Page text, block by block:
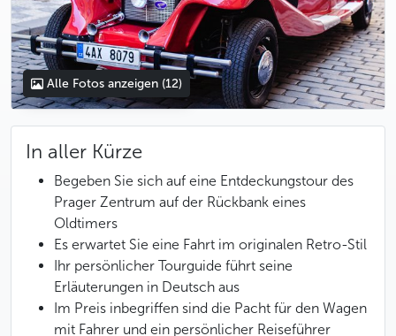
Alle Fotos anzeigen (12)
In aller Kürze
Begeben Sie sich auf eine Entdeckungstour des
Prager Zentrum auf der Rückbank eines
Oldtimers
Es erwartet Sie eine Fahrt im originalen Retro-Stil
Ihr persönlicher Tourguide führt seine
Erläuterungen in Deutsch aus
Im Preis inbegriffen sind die Pacht für den Wagen
mit Fahrer und ein persönlicher Reiseführer